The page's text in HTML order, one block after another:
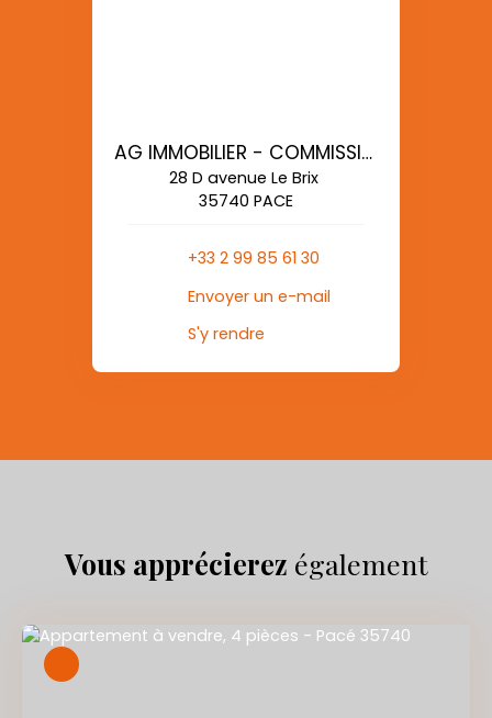
AG IMMOBILIER - COMMISSIONS REDUITES
28 D avenue Le Brix
35740 PACE
+33 2 99 85 61 30
Envoyer un e-mail
S'y rendre
Vous apprécierez également